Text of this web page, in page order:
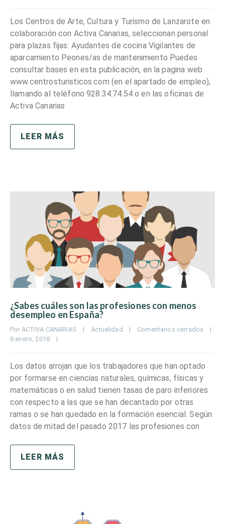
Los Centros de Arte, Cultura y Turismo de Lanzarote en
colaboración con Activa Canarias, seleccionan personal
para plazas fijas: Ayudantes de cocina Vigilantes de
aparcamiento Peones/as de mantenimiento Puedes
consultar bases en esta publicación, en la pagina web
www.centrosturisticos.com (en el apartado de empleo),
llamando al teléfono 928.34.74.54 o en las oficinas de
Activa Canarias
LEER MÁS
¿Sabes cuáles son las profesiones con menos
desempleo en España?
Por ACTIVA CANARIAS | Actualidad | Comentarios cerrados
|
8 enero, 2018 |
Los datos arrojan que los trabajadores que han optado
por formarse en ciencias naturales, químicas, físicas y
matemáticas o en salud tienen tasas de paro inferiores
con respecto a las que se han decantado por otras
ramas o se han quedado en la formación esencial. Según
datos de mitad del pasado 2017 las profesiones con
LEER MÁS